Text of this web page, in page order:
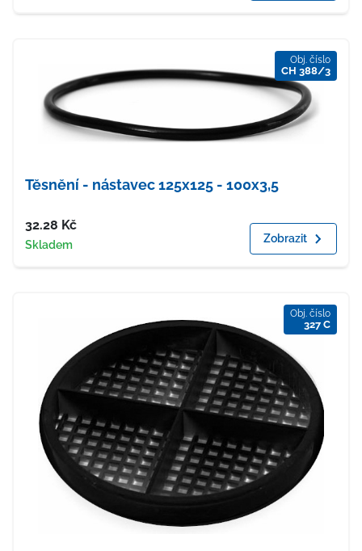
Obj. číslo
CH 388/3
Těsnění - nástavec 125x125 - 100x3,5
Cena
32.28 Kč
Dostupnost
Skladem Zobrazit
Obj. číslo
327 C